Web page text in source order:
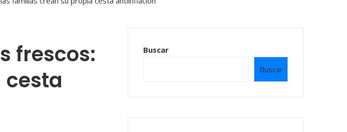
frescos:
Buscar
Buscar